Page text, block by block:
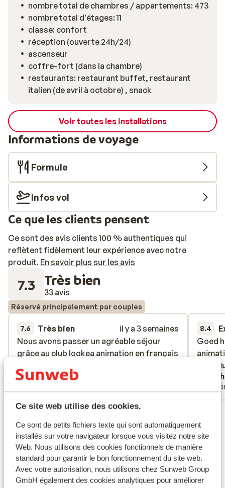
Ce site web utilise des cookies.
Ce sont de petits fichiers texte qui sont automatiquement
installés sur votre navigateur lorsque vous visitez notre site
Web. Nous utilisons des cookies fonctionnels de manière
standard pour garantir le bon fonctionnement du site web.
Avec votre autorisation, nous utilisons chez Sunweb Group
GmbH également des cookies analytiques pour améliorer
nombre total de chambres / appartements: 473
nombre total d'étages: 11
classe: confort
réception (ouverte 24h/24)
ascenseur
coffre-fort (dans la chambre)
restaurants: restaurant buffet, restaurant
italien (de avril à octobre) , snack
Voir toutes les installations
Informations de voyage
Formule
Infos vol
Ce que les clients pensent
Ce sont des avis clients 100 % authentiques qui
reflètent fidèlement leur expérience avec notre
produit. En savoir plus sur les avis
7.3 Très bien
33 avis
Réservé principalement par couples
7.6 Très bien
il y a 3 semaines
Nous avons passer un agréable séjour
grâce au club lookea animation en français
Nous avons passer un agréable séjour
grâce au club lookea animation en français
Henry
8.4
Goed
Goed
Voir tous les 33 avis
Emplacement